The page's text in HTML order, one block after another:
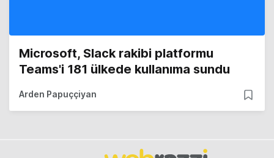
Microsoft, Slack rakibi platformu
Teams'i 181 ülkede kullanıma sundu
Arden Papuççiyan